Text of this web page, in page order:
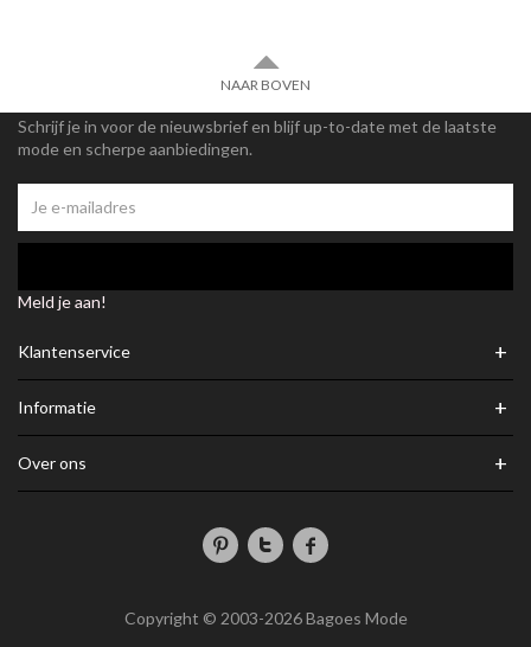
NAAR BOVEN
Schrijf je in voor de nieuwsbrief en blijf up-to-date met de laatste
mode en scherpe aanbiedingen.
Meld je aan!
Klantenservice +
Informatie +
Over ons +
Copyright © 2003-2026 Bagoes Mode